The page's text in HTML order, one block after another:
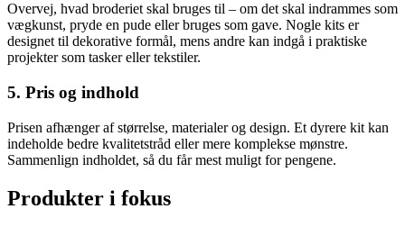
Overvej, hvad broderiet skal bruges til – om det skal indrammes som
vægkunst, pryde en pude eller bruges som gave. Nogle kits er
designet til dekorative formål, mens andre kan indgå i praktiske
projekter som tasker eller tekstiler.
5. Pris og indhold
Prisen afhænger af størrelse, materialer og design. Et dyrere kit kan
indeholde bedre kvalitetstråd eller mere komplekse mønstre.
Sammenlign indholdet, så du får mest muligt for pengene.
Produkter i fokus